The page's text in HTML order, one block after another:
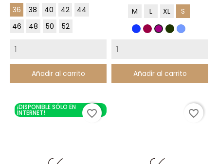
36
38 40 42
44
46
48 50 52
Añadir al carrito
M L XL
S
AzulBurdeos
Buganvilla
VerdeAzul
Añadir al carrito
¡DISPONIBLE SÓLO EN
INTERNET! favorite_border favorite_border